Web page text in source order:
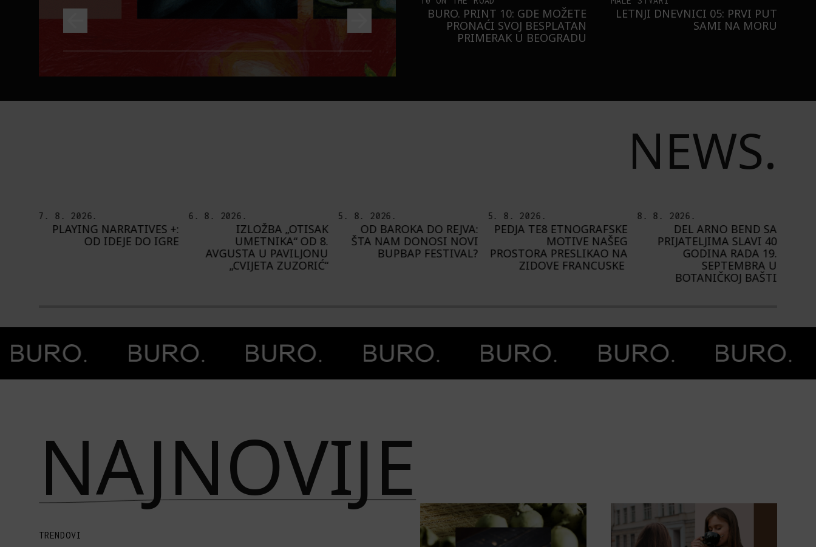
BURO. PRINT 10: GDE MOŽETE
PRONAĆI SVOJ BESPLATAN
PRIMERAK U BEOGRADU
LETNJI DNEVNICI 05: PRVI PUT
SAMI NA MORU
NEWS.
6. 8. 2026.
IZLOŽBA „OTISAK
UMETNIKA“ OD 8.
5. 8. 2026.
OD BAROKA DO REJVA:
ŠTA NAM DONOSI NOVI
BUPBAP FESTIVAL?
5. 8. 2026.
PEDJA TE8 ETNOGRAFSKE
MOTIVE NAŠEG
PROSTORA PRESLIKAO NA
8. 8. 2026.
DEL ARNO BEND SA
PRIJATELJIMA SLAVI 40
GODINA RADA 19.
SEPTEMBRA U
7. 8. 2026.
PLAYING NARRATIVES +:
OD IDEJE DO IGRE
NAJNOVIJE
TRENDOVI